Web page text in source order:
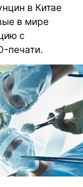
в Китае
в мире
с
печати.